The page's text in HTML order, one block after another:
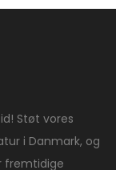
Støt vores
i Danmark, og
fremtidige